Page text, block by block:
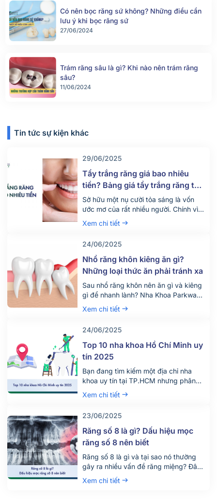
Có nên bọc răng sứ không? Những điều cần
lưu ý khi bọc răng sứ
27/06/2024
Trám răng sâu là gì? Khi nào nên trám răng
sâu?
11/06/2024
Tin tức sự kiện khác
29/06/2025
Tẩy trắng răng giá bao nhiêu
tiền? Bảng giá tẩy trắng răng tại
nha khoa mới nhất 2025
Sở hữu một nụ cười tỏa sáng là vốn
ước mơ của rất nhiều người. Chính vì
vậy hiện nay có rất nhiều người tìm
đến dịch vụ tẩy trắng răng để thỏa
trắng răng giá bao nhiêu tiền? Quy
trình diễn ra dịch vụ này như […]
Xem chi tiết
24/06/2025
Nhổ răng khôn kiêng ăn gì?
Những loại thức ăn phải tránh xa
Sau nhổ răng khôn nên ăn gì và kiêng
gì để nhanh lành? Nha Khoa Parkway
chia sẻ chế độ ăn uống khoa học giúp
giảm đau, tránh biến chứng. Tìm hiểu
Xem chi tiết
24/06/2025
Top 10 nha khoa Hồ Chí Minh uy
tín 2025
Bạn đang tìm kiếm một địa chỉ nha
khoa uy tín tại TP.HCM nhưng phân
vân giữa hàng trăm phòng khám lớn
nhỏ? Việc lựa chọn đúng nha khoa
còn đảm bảo an toàn, tiết kiệm thời
gian và chi phí. Đừng chỉ dựa vào vị trí
[…]
Xem chi tiết
23/06/2025
Răng số 8 là gì? Dấu hiệu mọc
răng số 8 nên biết
Răng số 8 là gì và tại sao nó thường
gây ra nhiều vấn đề răng miệng? Đây
là câu hỏi được rất nhiều người quan
tâm, đặc biệt là những ai đang bước
Xem chi tiết